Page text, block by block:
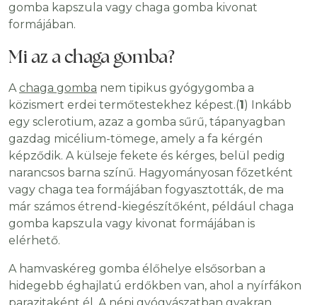
gomba kapszula vagy chaga gomba kivonat
formájában.
Mi az a chaga gomba?
Achaga gomba nem tipikus gyógygomba a
közismert erdei termőtestekhez képest.(1) Inkább
egy sclerotium, azaz a gomba sűrű, tápanyagban
gazdag micélium-tömege, amely a fa kérgén
képződik. A külseje fekete és kérges, belül pedig
narancsos barna színű. Hagyományosan főzetként
vagy chaga tea formájában fogyasztották, de ma
már számos étrend-kiegészítőként, például chaga
gomba kapszula vagy kivonat formájában is
elérhető.
A hamvaskéreg gomba élőhelye elsősorban a
hidegebb éghajlatú erdőkben van, ahol a nyírfákon